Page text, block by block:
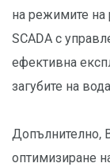
на режимите на
SCADA с
ефективна
загубите на
Допълнително,
оптимизиране